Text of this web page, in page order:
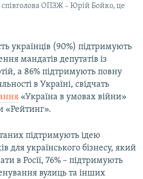
співголова ОПЗЖ – Юрій Бойко, це
українців (90%) підтримують
мандатів депутатів із
а 86% підтримують повну
в Україні, свідчать
«Україна в умовах війни»
«Рейтинг».
підтримують ідею
для українського бізнесу, який
в Росії, 76% – підтримують
вулиць та інших